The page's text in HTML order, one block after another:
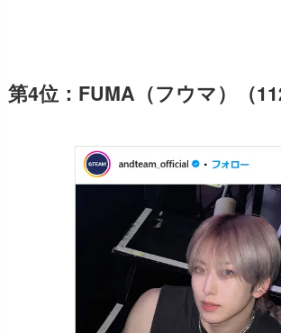
第4位：FUMA（フウマ）（